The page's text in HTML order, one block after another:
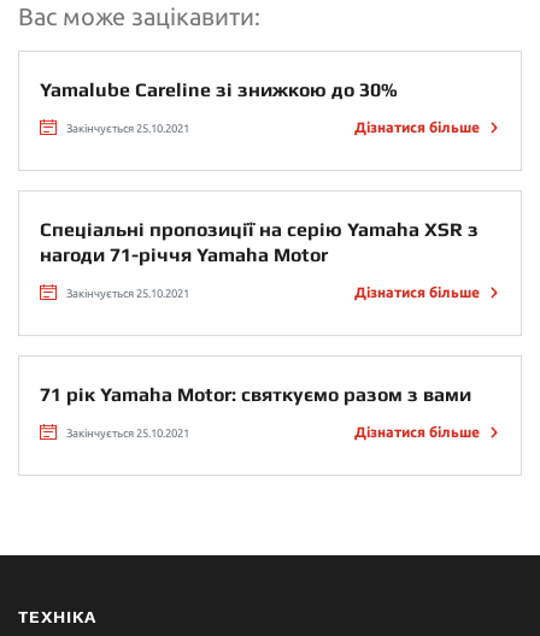
Вас може зацікавити:
Yamalube Careline зі знижкою до 30%
Закінчується 25.10.2021 Дізнатися більше
Спеціальні пропозиції на серію Yamaha XSR з
нагоди 71-річчя Yamaha Motor
Закінчується 25.10.2021 Дізнатися більше
71 рік Yamaha Motor: святкуємо разом з вами
Закінчується 25.10.2021 Дізнатися більше
ТЕХНІКА